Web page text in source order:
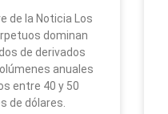
de la Noticia Los
dominan
de derivados
anuales
entre 40 y 50
de dólares.